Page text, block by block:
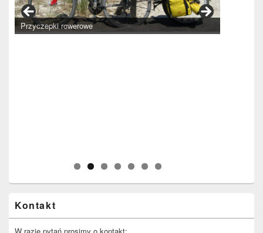
Przyczepki rowerowe
Kontakt